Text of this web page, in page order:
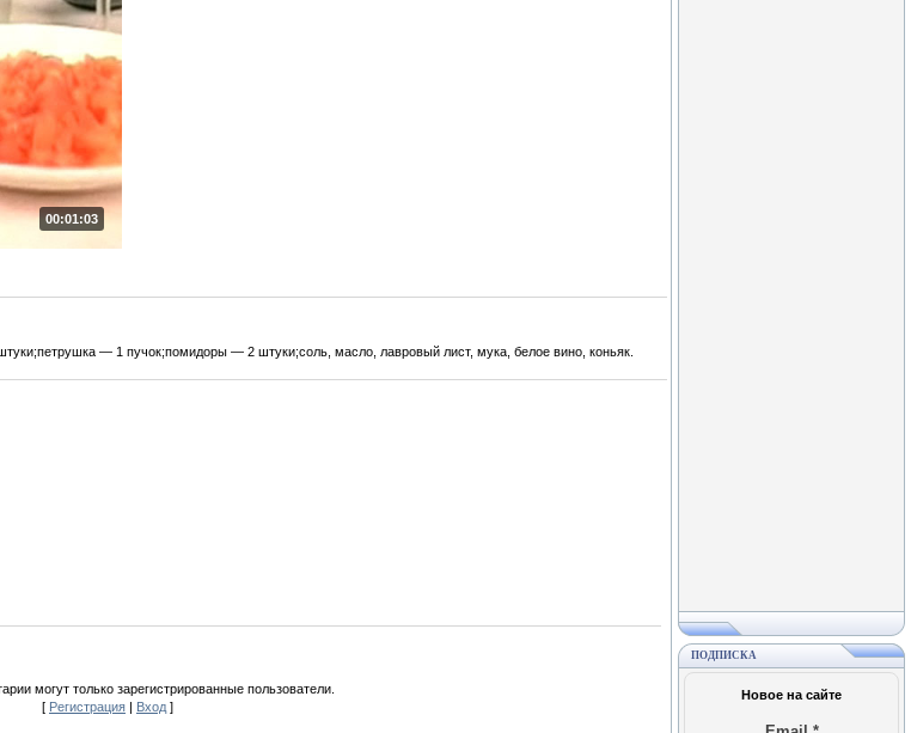
00:01:03
— 1 пучок;помидоры — 2 штуки;соль, масло, лавровый лист, мука, белое вино, коньяк.
могут только зарегистрированные пользователи.
[ Регистрация | Вход ]
ПОДПИСКА
Новое на сайте